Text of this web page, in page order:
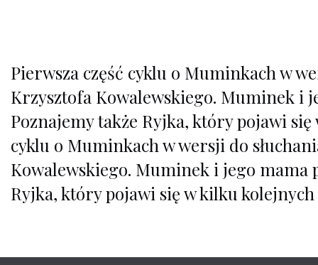
Pierwsza część cyklu o Muminkach w
Krzysztofa Kowalewskiego. Muminek i
Poznajemy także Ryjka, który pojawi
cyklu o Muminkach w wersji do
Kowalewskiego. Muminek i jego mama
Ryjka, który pojawi się w kilku